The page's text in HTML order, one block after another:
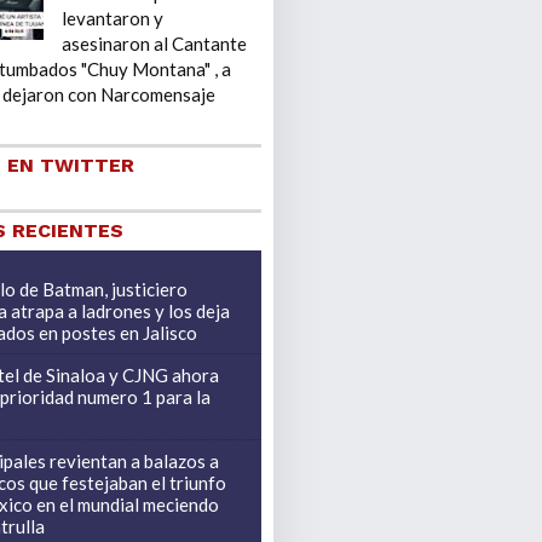
levantaron y
asesinaron al Cantante
"Chuy Montana" , a
con Narcomensaje
EN TWITTER
RECIENTES
de Batman, justiciero
atrapa a ladrones y los deja
en postes en Jalisco
de Sinaloa y CJNG ahora
numero 1 para la
revientan a balazos a
que festejaban el triunfo
en el mundial meciendo